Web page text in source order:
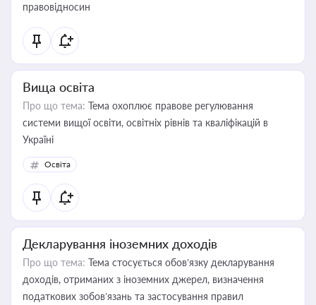
правовідносин
Вища освіта
Про що тема: Тема охоплює правове регулювання
системи вищої освіти, освітніх рівнів та кваліфікацій в
Україні
Освіта
Декларування іноземних доходів
Про що тема: Тема стосується обов’язку декларування
доходів, отриманих з іноземних джерел, визначення
податкових зобов’язань та застосування правил